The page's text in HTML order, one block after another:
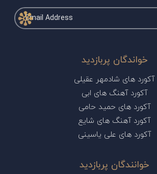
خواندگان پربازدید
آکورد های شادمهر عقیلی
آکورد آهنگ های ابی
آکورد های حمید حامی
آکورد آهنگ های شایع
آکورد های علی یاسینی
خوانندگان پربازدید